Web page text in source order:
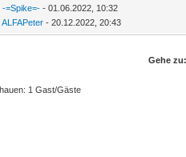
-=Spike=- - 01.06.2022, 10:32
ALFAPeter - 20.12.2022, 20:43
Gehe zu:
1 Gast/Gäste